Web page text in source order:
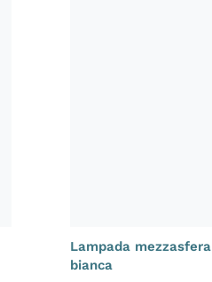
Lampada mezzasfera
bianca